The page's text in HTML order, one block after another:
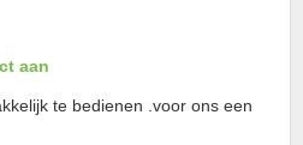
aan
te bedienen .voor ons een